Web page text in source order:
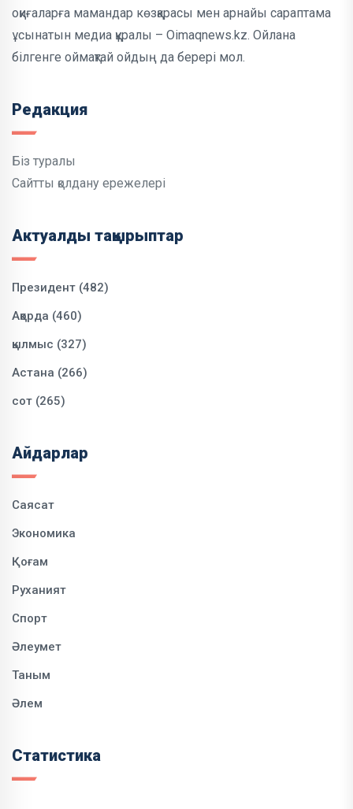
оқиғаларға мамандар көзқарасы мен арнайы сараптама
ұсынатын медиа құралы – Oimaqnews.kz. Ойлана
білгенге оймақтай ойдың да берері мол.
Редакция
Біз туралы
Сайтты қолдану ережелері
Актуалды тақырыптар
Президент (482)
Ақорда (460)
қылмыс (327)
Астана (266)
сот (265)
Айдарлар
Саясат
Экономика
Қоғам
Руханият
Спорт
Әлеумет
Таным
Әлем
Статистика